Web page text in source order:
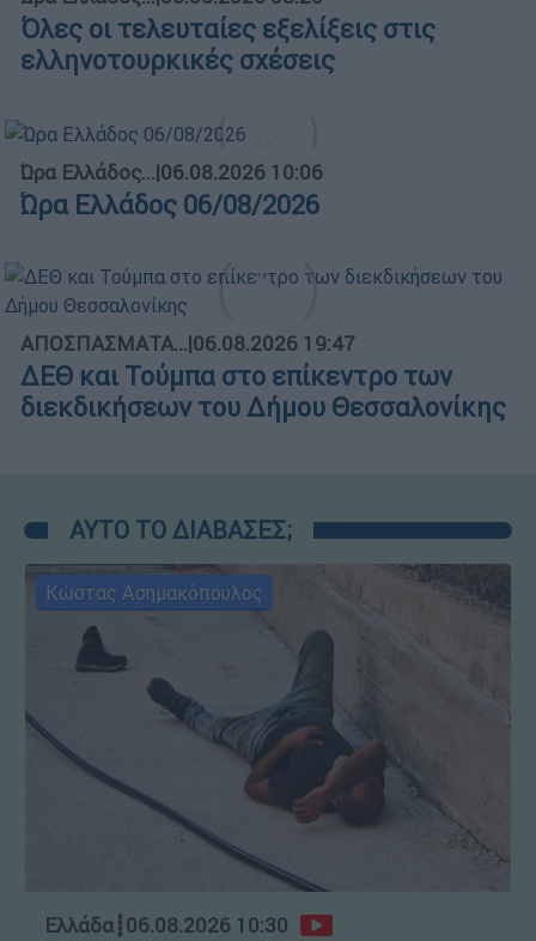
Όλες οι τελευταίες εξελίξεις στις
ελληνοτουρκικές σχέσεις
Ώρα Ελλάδος...|06.08.2026 10:06
Ώρα Ελλάδος 06/08/2026
ΑΠΟΣΠΑΣΜΑΤΑ...|06.08.2026 19:47
ΔΕΘ και Τούμπα στο επίκεντρο των
διεκδικήσεων του Δήμου Θεσσαλονίκης
ΑΥΤΟ ΤΟ ΔΙΑΒΑΣΕΣ;
Κώστας Ασημακόπουλος
Ελλάδα┋06.08.2026 10:30